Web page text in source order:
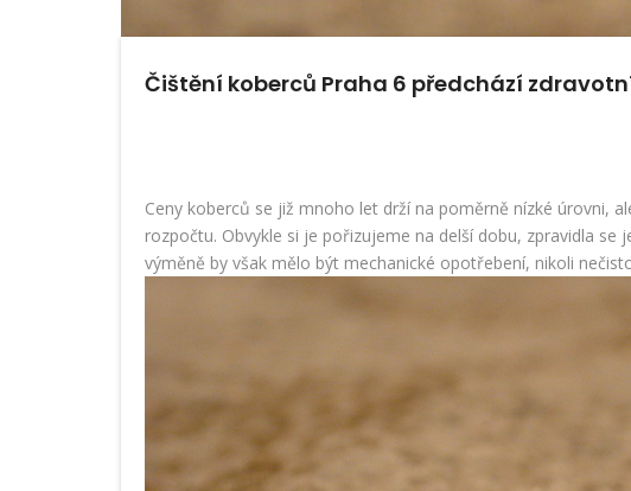
Čištění koberců Praha 6 předchází
Ceny koberců se již mnoho let drží na poměrně nízké úrovni,
rozpočtu. Obvykle si je pořizujeme na delší dobu, zpravidla
výměně by však mělo být mechanické opotřebení, nikoli